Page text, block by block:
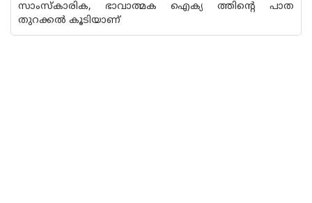
സാംസ്‌കാരിക, ഭാവാത്മക ഐക്യ ത്തിന്റെ പാത
തുറക്കൽ കൂടിയാണ്